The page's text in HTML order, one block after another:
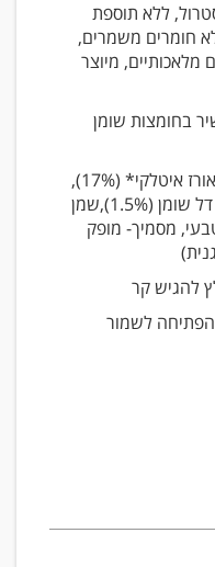
ללא תוספת
חומרים משמרים,
מיוצר
בחומצות שומן
: מים מינרליים טבעיים, אורז איטלקי* (17%),
רכז מיץ תפוחים*, אבקת קקאו* דל שומן (1.5%),שמן
מסמיך- מופק
להגיש קר
לשמור